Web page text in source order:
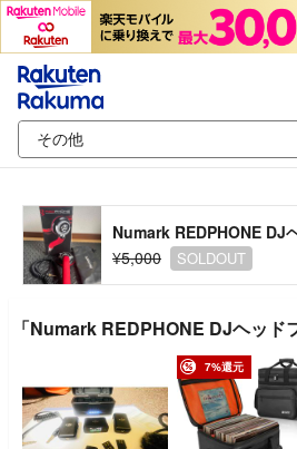
Numark REDPHONE DJ
¥5,000
SOLDOUT
「Numark REDPHONE DJヘッド
7%還元